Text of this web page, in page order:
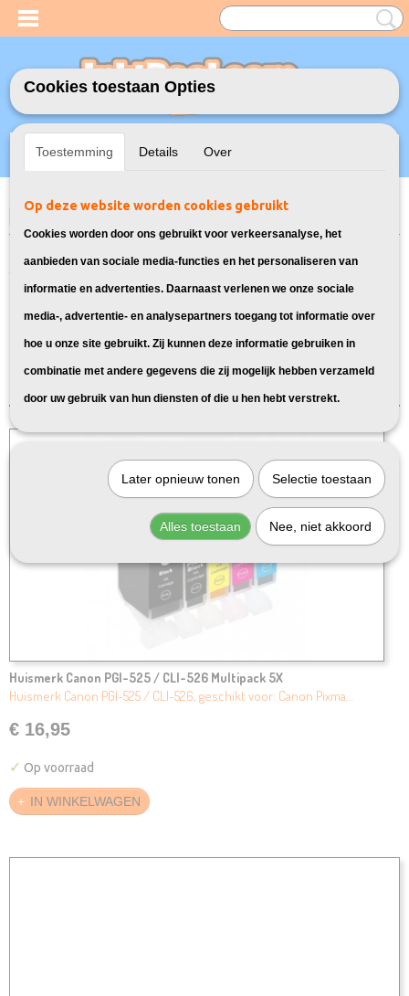
Inloggen Registreren
UW WINKELWAGEN
Home>Model Printer>PGI-525/CLI-526 Inkt cartridges voor Canon
Alle cartridges geschikt voor de
Canon Pixma MG5100
Huismerk Canon PGI-525 / CLI-526 Multipack 5X
Huismerk Canon PGI-525 / CLI-526, geschikt voor: Canon Pixma…
€ 16,95
✓ Op voorraad
IN WINKELWAGEN
Cookies toestaan Opties
Toestemming Details Over
Op deze website worden cookies gebruikt
Cookies worden door ons gebruikt voor verkeersanalyse, het
aanbieden van sociale media-functies en het personaliseren van
informatie en advertenties. Daarnaast verlenen we onze sociale
media-, advertentie- en analysepartners toegang tot informatie over
hoe u onze site gebruikt. Zij kunnen deze informatie gebruiken in
combinatie met andere gegevens die zij mogelijk hebben verzameld
door uw gebruik van hun diensten of die u hen hebt verstrekt.
Later opnieuw tonen Selectie toestaan
Alles toestaan Nee, niet akkoord